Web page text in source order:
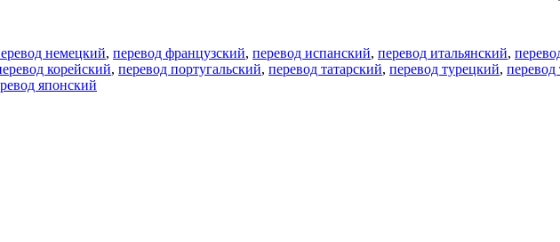
немецкий, перевод французский, перевод испанский, перевод итальянский,
корейский, перевод португальский, перевод татарский, перевод турецкий, перевод
японский